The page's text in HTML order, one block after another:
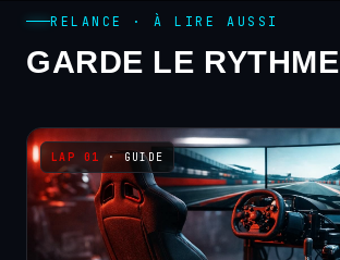
RELANCE · À LIRE AUSSI
GARDE LE RYTHME
· GUIDE